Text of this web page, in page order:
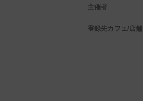
主催者
登録先カフェ/店舗